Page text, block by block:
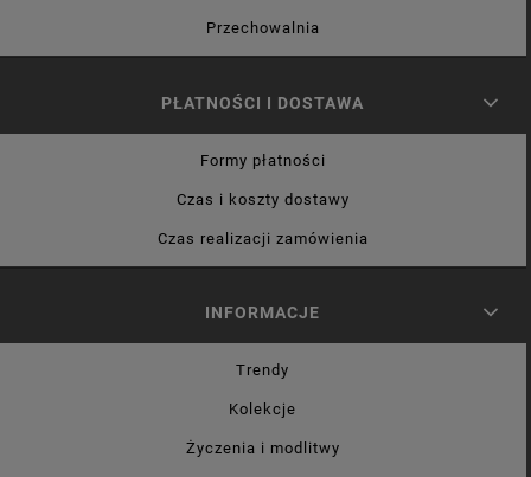
Przechowalnia
PŁATNOŚCI I DOSTAWA
Formy płatności
Czas i koszty dostawy
Czas realizacji zamówienia
INFORMACJE
Trendy
Kolekcje
Życzenia i modlitwy